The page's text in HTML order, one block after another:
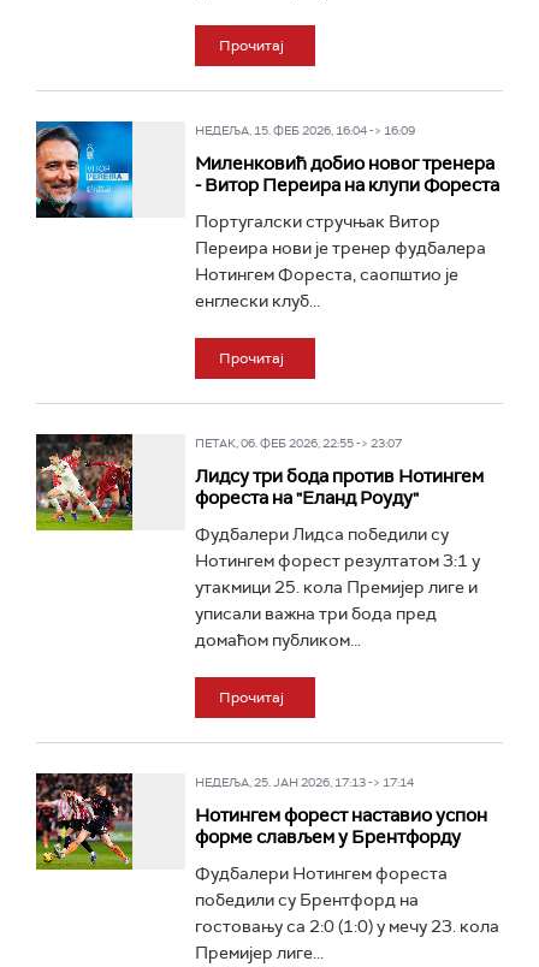
Прочитај
НЕДЕЉА, 15. ФЕБ 2026, 16:04 -> 16:09
Миленковић добио новог тренера
- Витор Переира на клупи Фореста
Португалски стручњак Витор
Переира нови је тренер фудбалера
Нотингем Фореста, саопштио јe
енглески клуб...
Прочитај
ПЕТАК, 06. ФЕБ 2026, 22:55 -> 23:07
Лидсу три бода против Нотингем
фореста на "Еланд Роуду"
Фудбалери Лидса победили су
Нотингем форест резултатом 3:1 у
утакмици 25. кола Премијер лиге и
уписали важна три бода пред
домаћом публиком...
Прочитај
НЕДЕЉА, 25. ЈАН 2026, 17:13 -> 17:14
Нотингем форест наставио успон
форме слављем у Брентфорду
Фудбалери Нотингем фореста
победили су Брентфорд на
гостовању са 2:0 (1:0) у мечу 23. кола
Премијер лиге...